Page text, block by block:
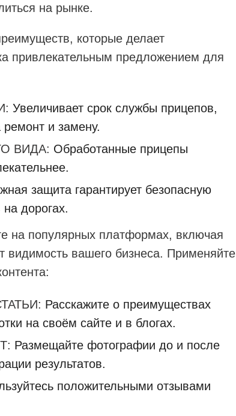
на рынке.
которые делает
привлекательным предложением для
Увеличивает срок службы прицепов,
и замену.
ВИДА: Обработанные прицепы
защита гарантирует безопасную
дорогах.
на популярных платформах, включая
видимость вашего бизнеса. Применяйте
Расскажите о преимуществах
на своём сайте и в блогах.
Размещайте фотографии до и после
результатов.
положительными отзывами